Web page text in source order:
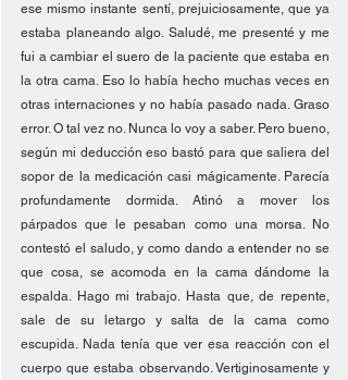
ese mismo instante sentí, prejuiciosamente, que ya
estaba planeando algo. Saludé, me presenté y me
fui a cambiar el suero de la paciente que estaba en
la otra cama. Eso lo había hecho muchas veces en
otras internaciones y no había pasado nada. Graso
error. O tal vez no. Nunca lo voy a saber. Pero bueno,
según mi deducción eso bastó para que saliera del
sopor de la medicación casi mágicamente. Parecía
profundamente dormida. Atinó a mover los
párpados que le pesaban como una morsa. No
contestó el saludo, y como dando a entender no se
que cosa, se acomoda en la cama dándome la
espalda. Hago mi trabajo. Hasta que, de repente,
sale de su letargo y salta de la cama como
escupida. Nada tenía que ver esa reacción con el
cuerpo que estaba observando. Vertiginosamente y